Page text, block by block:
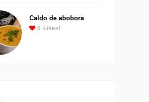
Caldo de abobora
0 Likes!